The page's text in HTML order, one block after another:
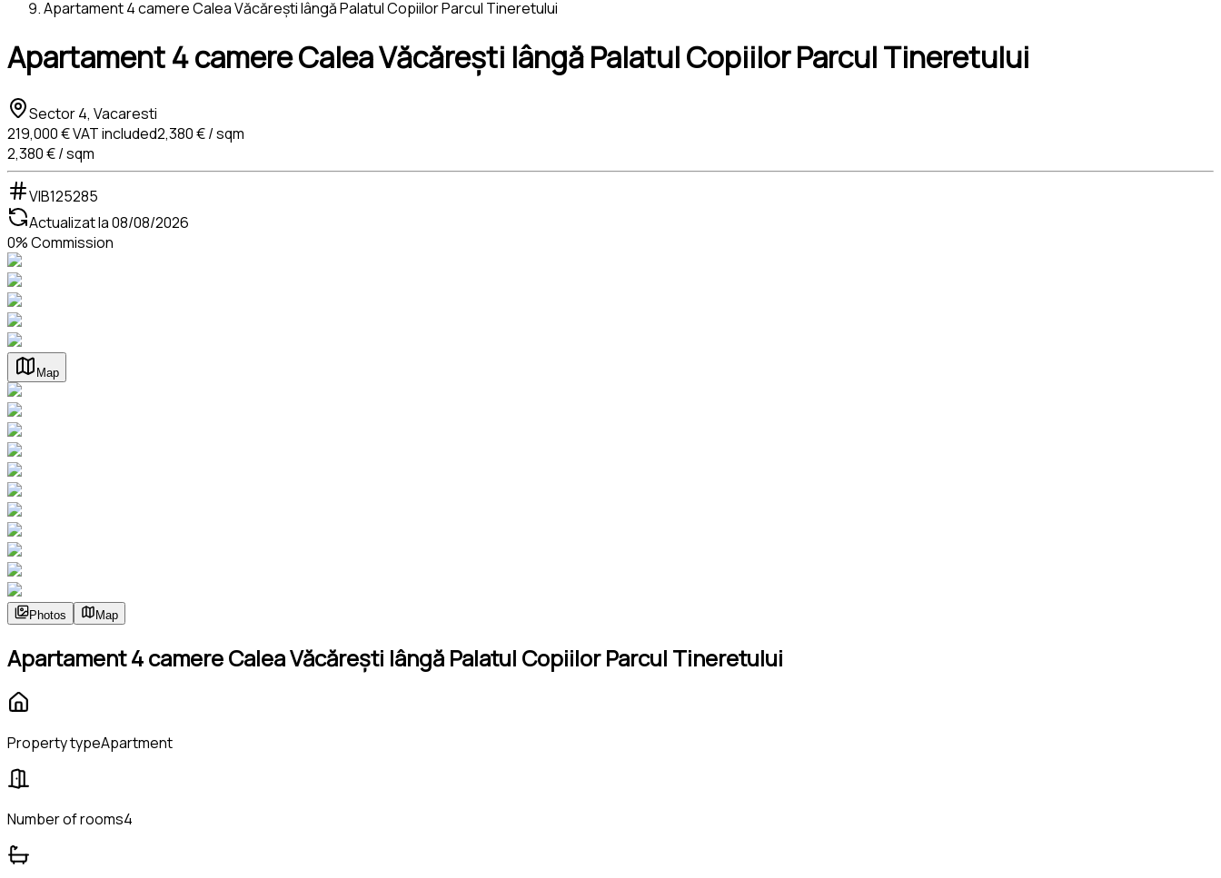
Apartament 4 camere Calea Văcărești lângă Palatul Copiilor Parcul Tineretului
Apartament 4 camere Calea Văcărești lângă Palatul Copiilor Parcul Tineretului
Sector 4, Vacaresti
219,000 €VAT included2,380 € / sqm
2,380 € / sqm
VIB125285
Actualizat la08/08/2026
0% Commission
Map
Photos Map
Apartament 4 camere Calea Văcărești lângă Palatul Copiilor Parcul Tineretului
Property typeApartment
Number of rooms4